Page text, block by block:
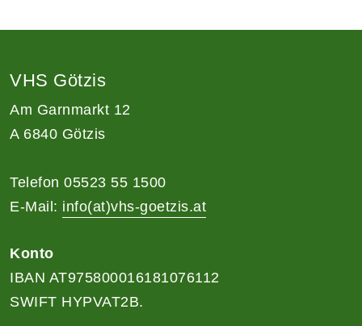
VHS Götzis
Am Garnmarkt 12
A 6840 Götzis
Telefon 05523 55 1500
E-Mail: info(at)vhs-goetzis.at
Konto
IBAN AT975800016181076112
SWIFT HYPVAT2B.